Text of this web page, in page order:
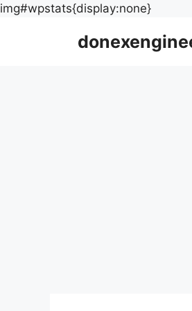
img#wpstats{display:none}Skip
content